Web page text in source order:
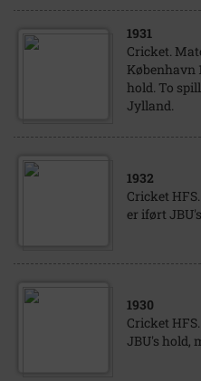
1931
Cricket.
København
hold. To
Jylland.
1932
Cricket
er iført
1930
Cricket
JBU's hold,